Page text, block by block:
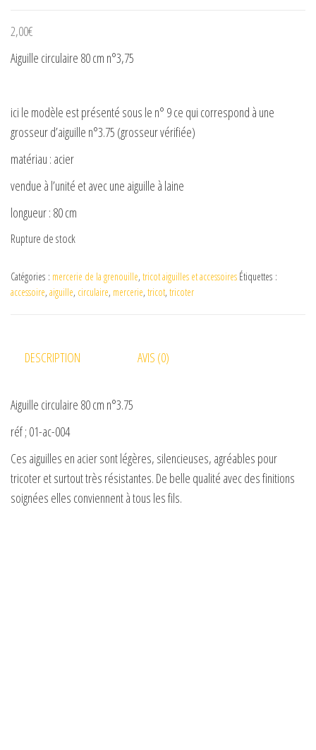
2,00€
Aiguille circulaire 80 cm n°3,75
ici le modèle est présenté sous le n° 9 ce qui correspond à une
grosseur d’aiguille n°3.75 (grosseur vérifiée)
matériau : acier
vendue à l’unité et avec une aiguille à laine
longueur : 80 cm
Rupture de stock
Catégories : mercerie de la grenouille, tricot aiguilles et accessoires Étiquettes :
accessoire, aiguille, circulaire, mercerie, tricot, tricoter
DESCRIPTION AVIS (0)
Aiguille circulaire 80 cm n°3.75
réf ; 01-ac-004
Ces aiguilles en acier sont légères, silencieuses, agréables pour
tricoter et surtout très résistantes. De belle qualité avec des finitions
soignées elles conviennent à tous les fils.